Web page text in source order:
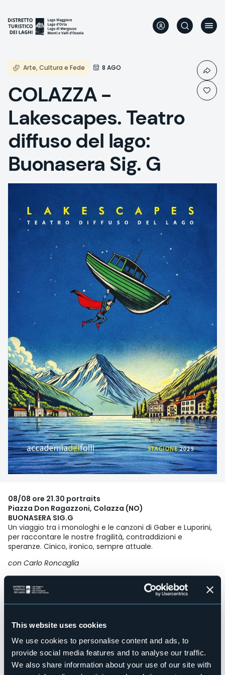
This website uses cookies
We use cookies to personalise content and ads, to
provide social media features and to analyse our traffic.
We also share information about your use of our site with
main
content
Arte, Cultura e Fede 8 AGO
COLAZZA -
Lakescapes. Teatro
diffuso del lago:
Buonasera Sig. G
08/08 ore 21.30 portraits
Piazza Don Ragazzoni, Colazza (NO)
BUONASERA SIG.G
Un viaggio tra i monologhi e le canzoni di Gaber e Luporini,
per raccontare le nostre fragilità, contraddizioni e
speranze. Cinico, ironico, sempre attuale.
con Carlo Roncaglia
e con Max Altieri chitarre | Enrico De Lotto basso | Matteo
Pagliardi batteria
testi e musiche Giorgio Gaber, Sandro Luporini
arrangiamenti Accademia dei Folli
Prenotazione obbligatoria
Prenotare ai seguenti recapiti
prenotazioni@accademiadeifolli.com